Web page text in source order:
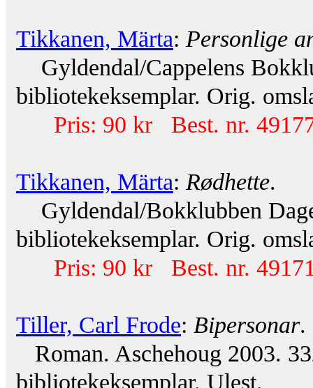
Tikkanen, Märta: Personlige
Gyldendal/Cappelens
bibliotekeksemplar. Orig.
Pris: 90 kr Best. nr.
Tikkanen, Märta: Rødhette.
Gyldendal/Bokklubben
bibliotekeksemplar. Orig.
Pris: 90 kr Best. nr.
Tiller, Carl Frode: Bipersonar.
Roman. Aschehoug 2003.
bibliotekeksemplar. Ulest.